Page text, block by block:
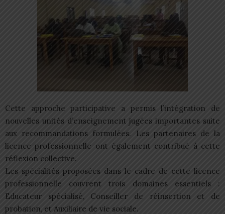
Cette approche participative a permis l’intégration de
nouvelles unités d’enseignement jugées importantes suite
aux recommandations formulées. Les partenaires de la
licence professionnelle ont également contribué à cette
réflexion collective.
Les spécialités proposées dans le cadre de cette licence
professionnelle couvrent trois domaines essentiels :
Educateur spécialisé, Conseiller de réinsertion et de
probation, et Auxiliaire de vie sociale.